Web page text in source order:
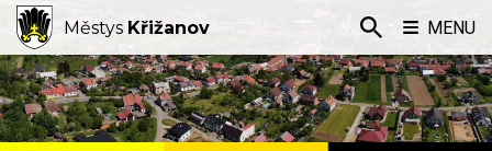
Městys Křižanov MENU